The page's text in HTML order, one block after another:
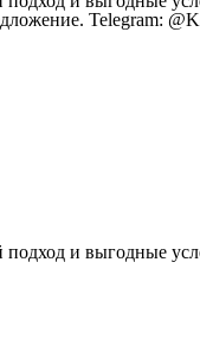
Telegram:
и выгодные